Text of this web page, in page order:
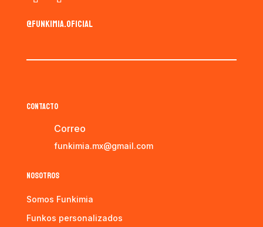
@funkimia.oficial
CONTACTO
Correo
funkimia.mx@gmail.com
NOSOTROS
Somos Funkimia
Funkos personalizados